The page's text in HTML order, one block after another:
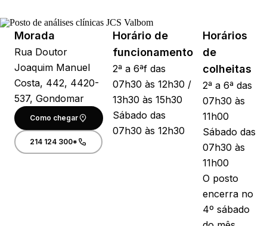
Morada
Rua Doutor
Joaquim Manuel
Costa, 442, 4420-
537, Gondomar
Como chegar
214 124 300*
Horário de
funcionamento
2ª a 6ªf das
07h30 às 12h30 /
13h30 às 15h30
Sábado das
07h30 às 12h30
Horários
de
colheitas
2ª a 6ª das
07h30 às
11h00
Sábado das
07h30 às
11h00
O posto
encerra no
4º sábado